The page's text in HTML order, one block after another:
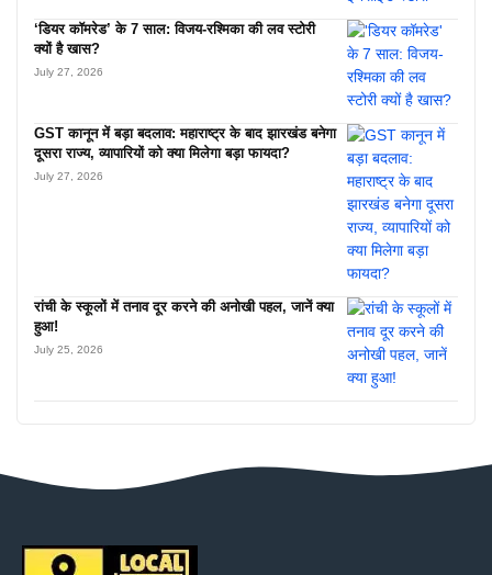
‘डियर कॉमरेड’ के 7 साल: विजय-रश्मिका की लव स्टोरी
क्यों है खास?
July 27, 2026
GST कानून में बड़ा बदलाव: महाराष्ट्र के बाद झारखंड बनेगा
दूसरा राज्य, व्यापारियों को क्या मिलेगा बड़ा फायदा?
July 27, 2026
रांची के स्कूलों में तनाव दूर करने की अनोखी पहल, जानें क्या
हुआ!
July 25, 2026